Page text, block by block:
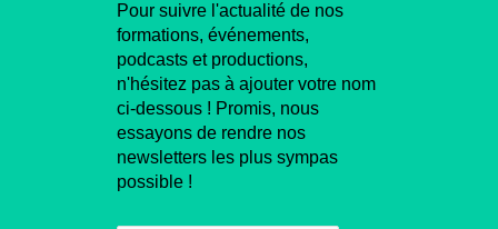
Pour suivre l'actualité de nos
formations, événements,
podcasts et productions,
n'hésitez pas à ajouter votre nom
ci-dessous ! Promis, nous
essayons de rendre nos
newsletters les plus sympas
possible !